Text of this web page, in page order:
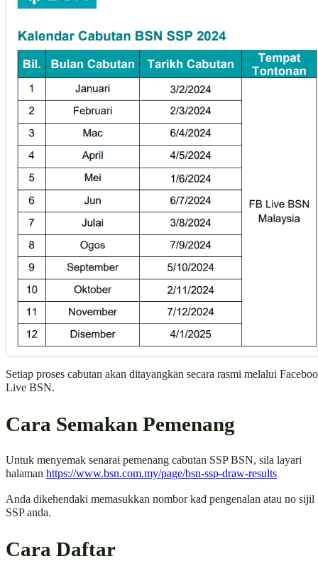
Setiap proses cabutan akan ditayangkan secara rasmi melalui
Live BSN.
Cara Semakan Pemenang
Untuk menyemak senarai pemenang cabutan SSP BSN, sila layari
halaman https://www.bsn.com.my/page/bsn-ssp-draw-results
Anda dikehendaki memasukkan nombor kad pengenalan atau no sijil
SSP anda.
Cara Daftar